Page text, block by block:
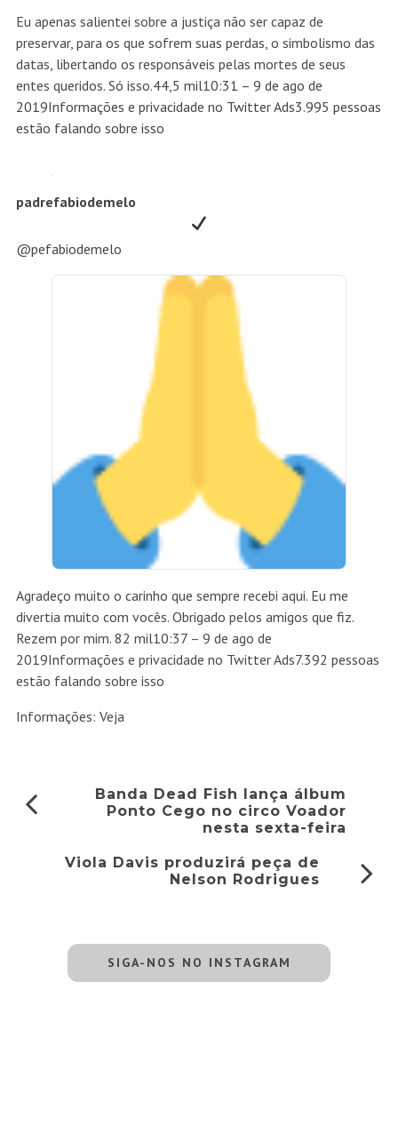
Eu apenas salientei sobre a justiça não ser capaz de
preservar, para os que sofrem suas perdas, o simbolismo das
datas, libertando os responsáveis pelas mortes de seus
entes queridos. Só isso.44,5 mil10:31 – 9 de ago de
2019Informações e privacidade no Twitter Ads3.995 pessoas
estão falando sobre isso
padrefabiodemelo
@pefabiodemelo
Agradeço muito o carinho que sempre recebi aqui. Eu me
divertia muito com vocês. Obrigado pelos amigos que fiz.
Rezem por mim. 82 mil10:37 – 9 de ago de
2019Informações e privacidade no Twitter Ads7.392 pessoas
estão falando sobre isso
Informações: Veja
Banda Dead Fish lança álbum
Ponto Cego no circo Voador
nesta sexta-feira
Viola Davis produzirá peça de
Nelson Rodrigues
SIGA-NOS NO INSTAGRAM